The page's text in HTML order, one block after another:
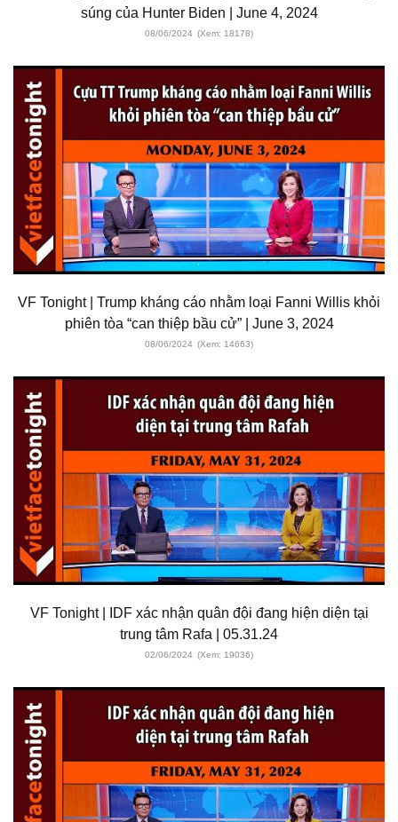
súng của Hunter Biden | June 4, 2024
08/06/2024 (Xem: 18178)
VF Tonight | Trump kháng cáo nhằm loại Fanni Willis khỏi
phiên tòa “can thiệp bầu cử” | June 3, 2024
08/06/2024 (Xem: 14663)
VF Tonight | IDF xác nhận quân đội đang hiện diện tại
trung tâm Rafa | 05.31.24
02/06/2024 (Xem: 19036)